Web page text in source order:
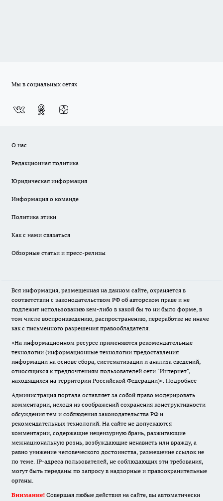
Мы в социальных сетях
О нас
Редакционная политика
Юридическая информация
Информация о команде
Политика этики
Как с нами связаться
Обзорные статьи и пресс-релизы
Вся информация, размещенная на данном сайте, охраняется в
соответствии с законодательством РФ об авторском праве и не
подлежит использованию кем-либо в какой бы то ни было форме, в
том числе воспроизведению, распространению, переработке не иначе
как с письменного разрешения правообладателя.
«На информационном ресурсе применяются рекомендательные
технологии (информационные технологии предоставления
информации на основе сбора, систематизации и анализа сведений,
относящихся к предпочтениям пользователей сети "Интернет",
находящихся на территории Российской Федерации)». Подробнее
Администрация портала оставляет за собой право модерировать
комментарии, исходя из соображений сохранения конструктивности
обсуждения тем и соблюдения законодательства РФ и
рекомендательных технологий. На сайте не допускаются
комментарии, содержащие нецензурную брань, разжигающие
межнациональную рознь, возбуждающие ненависть или вражду, а
равно унижение человеческого достоинства, размещение ссылок не
по теме. IP-адреса пользователей, не соблюдающих эти требования,
могут быть переданы по запросу в надзорные и правоохранительные
органы.
Внимание! Совершая любые действия на сайте, вы автоматически